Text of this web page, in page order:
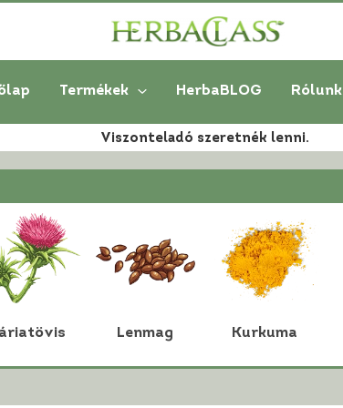
Termékek HerbaBLOG Rólunk
Viszonteladó szeretnék lenni.
Lenmag Kurkuma